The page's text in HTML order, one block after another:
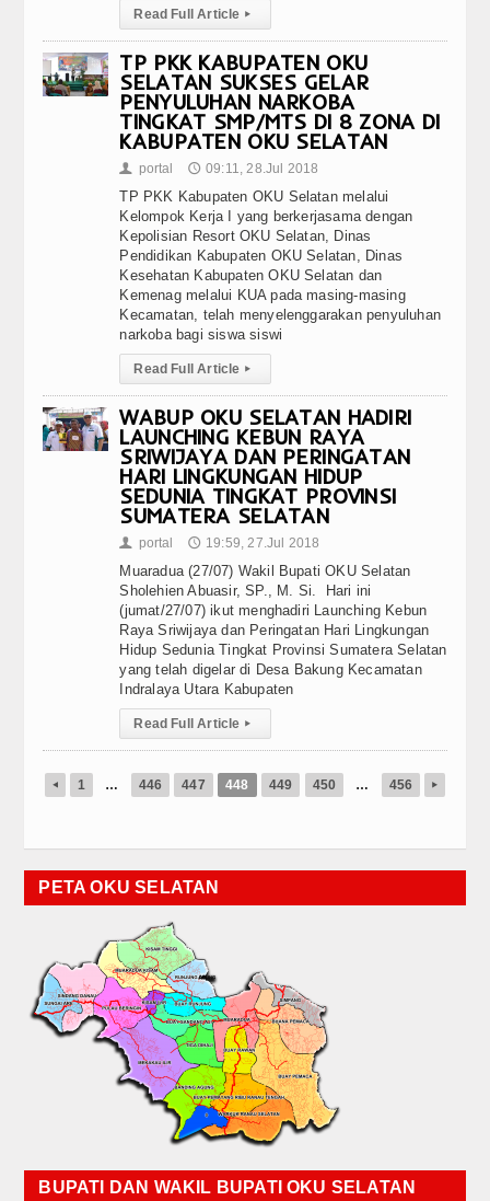
Read Full Article ▸
TP PKK KABUPATEN OKU
SELATAN SUKSES GELAR
PENYULUHAN NARKOBA
TINGKAT SMP/MTS DI 8 ZONA DI
KABUPATEN OKU SELATAN
👤 portal 🕔 09:11, 28.Jul 2018
TP PKK Kabupaten OKU Selatan melalui
Kelompok Kerja I yang berkerjasama dengan
Kepolisian Resort OKU Selatan, Dinas
Pendidikan Kabupaten OKU Selatan, Dinas
Kesehatan Kabupaten OKU Selatan dan
Kemenag melalui KUA pada masing-masing
Kecamatan, telah menyelenggarakan penyuluhan
narkoba bagi siswa siswi
Read Full Article ▸
WABUP OKU SELATAN HADIRI
LAUNCHING KEBUN RAYA
SRIWIJAYA DAN PERINGATAN
HARI LINGKUNGAN HIDUP
SEDUNIA TINGKAT PROVINSI
SUMATERA SELATAN
👤 portal 🕔 19:59, 27.Jul 2018
Muaradua (27/07) Wakil Bupati OKU Selatan
Sholehien Abuasir, SP., M. Si. Hari ini
(jumat/27/07) ikut menghadiri Launching Kebun
Raya Sriwijaya dan Peringatan Hari Lingkungan
Hidup Sedunia Tingkat Provinsi Sumatera Selatan
yang telah digelar di Desa Bakung Kecamatan
Indralaya Utara Kabupaten
Read Full Article ▸
◂ 1 … 446 447 448 449 450 … 456 ▸
PETA OKU SELATAN
BUPATI DAN WAKIL BUPATI OKU SELATAN